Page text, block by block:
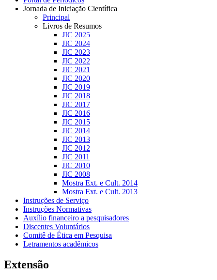
Jornada de Iniciação Científica
Principal
Livros de Resumos
JIC 2025
JIC 2024
JIC 2023
JIC 2022
JIC 2021
JIC 2020
JIC 2019
JIC 2018
JIC 2017
JIC 2016
JIC 2015
JIC 2014
JIC 2013
JIC 2012
JIC 2011
JIC 2010
JIC 2008
Mostra Ext. e Cult. 2014
Mostra Ext. e Cult. 2013
Instruções de Serviço
Instruções Normativas
Auxílio financeiro a pesquisadores
Discentes Voluntários
Comitê de Ética em Pesquisa
Letramentos acadêmicos
Extensão